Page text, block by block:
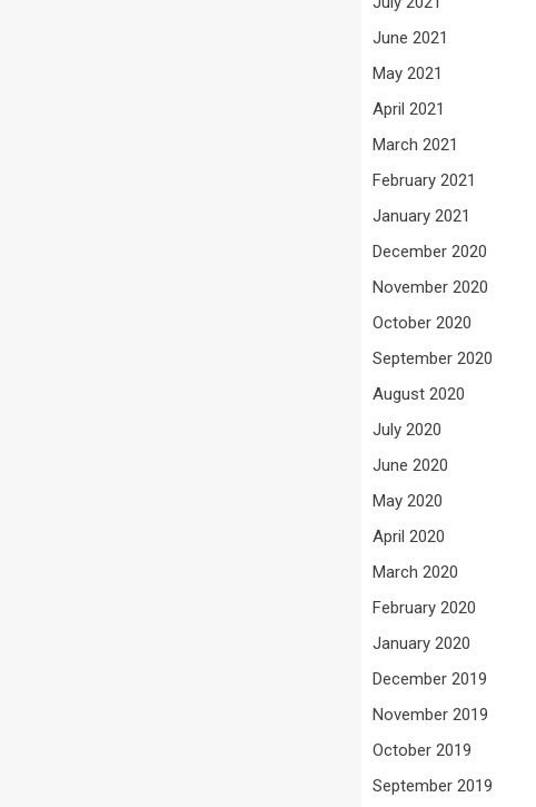
June 2021
May 2021
April 2021
March 2021
February 2021
January 2021
December 2020
November 2020
October 2020
September 2020
August 2020
July 2020
June 2020
May 2020
April 2020
March 2020
February 2020
January 2020
December 2019
November 2019
October 2019
September 2019